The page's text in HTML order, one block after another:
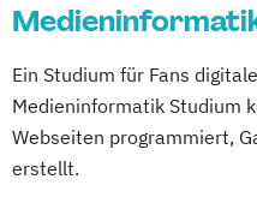
Ein Studium für Fans
Medieninformatik Studium
Webseiten programmiert,
erstellt.